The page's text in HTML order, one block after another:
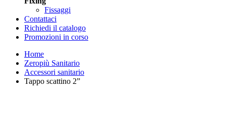
Fissaggi
Contattaci
Richiedi il catalogo
Promozioni in corso
Home
Zeropiù Sanitario
Accessori sanitario
Tappo scattino 2”